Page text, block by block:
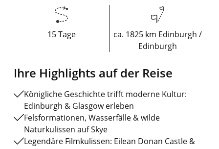
15 Tage
ca. 1825 km Edinburgh /
Edinburgh
Ihre Highlights auf der Reise
Königliche Geschichte trifft moderne Kultur:
Edinburgh & Glasgow erleben
Felsformationen, Wasserfälle & wilde
Naturkulissen auf Skye
Legendäre Filmkulissen: Eilean Donan Castle &